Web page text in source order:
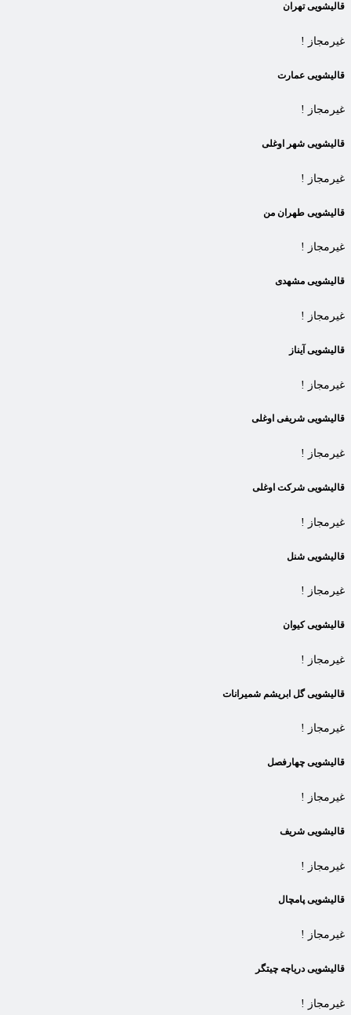
قالیشویی تهران
غیرمجاز !
قالیشویی عمارت
غیرمجاز !
قالیشویی شهر اوغلی
غیرمجاز !
قالیشویی طهران من
غیرمجاز !
قالیشویی مشهدی
غیرمجاز !
قالیشویی آیناز
غیرمجاز !
قالیشویی شریفی اوغلی
غیرمجاز !
قالیشویی شرکت اوغلی
غیرمجاز !
قالیشویی شنل
غیرمجاز !
قالیشویی کیوان
غیرمجاز !
قالیشویی گل ابریشم شمیرانات
غیرمجاز !
قالیشویی چهارفصل
غیرمجاز !
قالیشویی شریف
غیرمجاز !
قالیشویی پامچال
غیرمجاز !
قالیشویی دریاچه چیتگر
غیرمجاز !